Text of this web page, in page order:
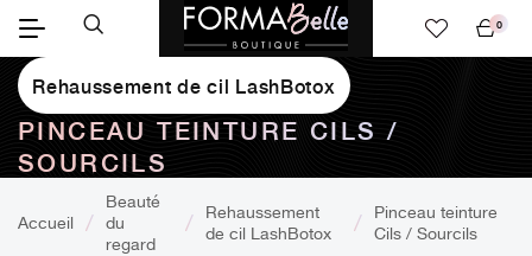
panier
0
Rehaussement de cil LashBotox
PINCEAU TEINTURE CILS /
SOURCILS
Accueil
Beauté
du
regard
Rehaussement
de cil LashBotox
Pinceau teinture
Cils / Sourcils